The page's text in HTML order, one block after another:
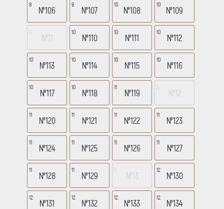
№106
9
№107
9
№108
10
№109
10
№11
3
№110
10
№111
10
№112
10
№113
10
№114
10
№115
10
№116
10
№117
10
№118
10
№119
11
№12
3
№120
11
№121
11
№122
11
№123
11
№124
11
№125
11
№126
11
№127
11
№128
11
№129
11
№13
3
№130
12
№131
12
№132
12
№133
12
№134
12